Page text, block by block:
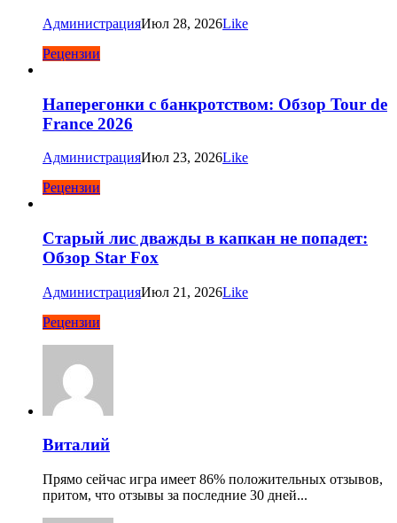
АдминистрацияИюл 28, 2026Like
Рецензии
Наперегонки с банкротством: Обзор Tour de
France 2026
АдминистрацияИюл 23, 2026Like
Рецензии
Старый лис дважды в капкан не попадет:
Обзор Star Fox
АдминистрацияИюл 21, 2026Like
Рецензии
Виталий
Прямо сейчас игра имеет 86% положительных отзывов,
притом, что отзывы за последние 30 дней...